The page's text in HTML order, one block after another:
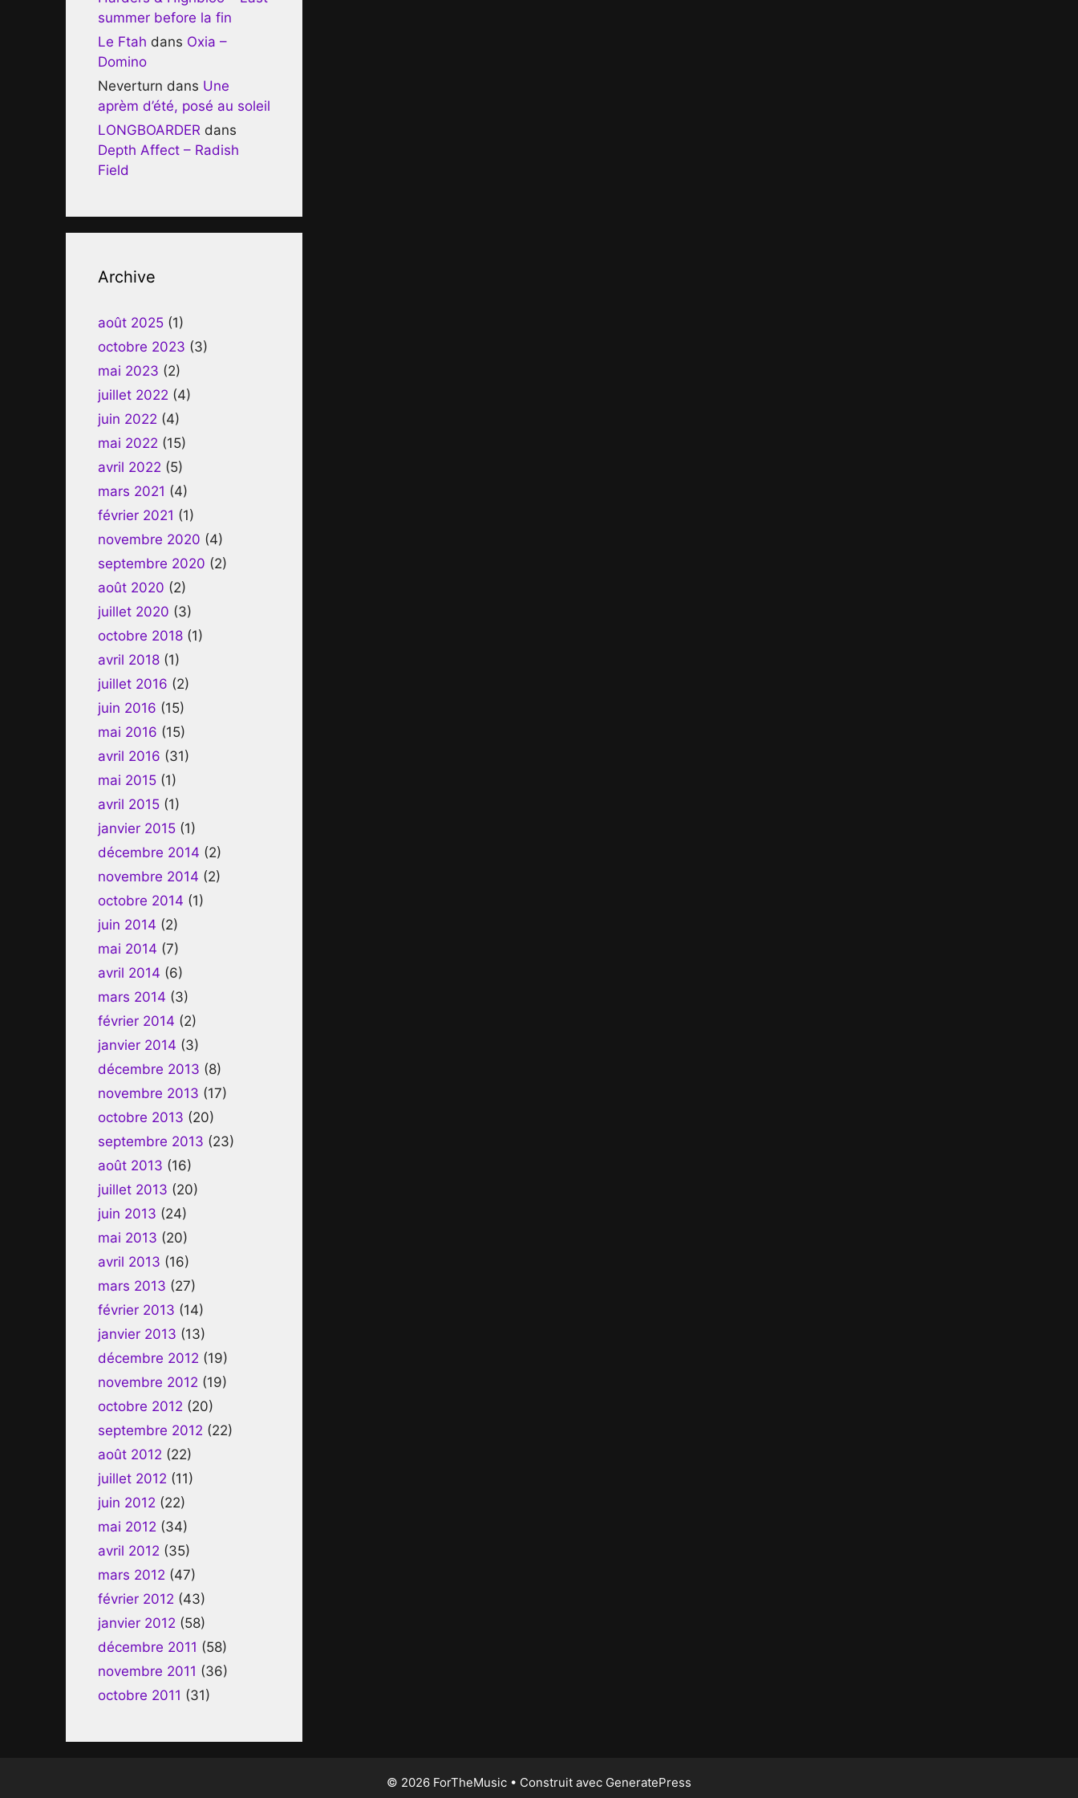
summer before la fin
Le Ftah dans Oxia –
Domino
Neverturn dans Une
aprèm d’été, posé au soleil
LONGBOARDER dans
Depth Affect – Radish
Field
Archive
août 2025 (1)
octobre 2023 (3)
mai 2023 (2)
juillet 2022 (4)
juin 2022 (4)
mai 2022 (15)
avril 2022 (5)
mars 2021 (4)
février 2021 (1)
novembre 2020 (4)
septembre 2020 (2)
août 2020 (2)
juillet 2020 (3)
octobre 2018 (1)
avril 2018 (1)
juillet 2016 (2)
juin 2016 (15)
mai 2016 (15)
avril 2016 (31)
mai 2015 (1)
avril 2015 (1)
janvier 2015 (1)
décembre 2014 (2)
novembre 2014 (2)
octobre 2014 (1)
juin 2014 (2)
mai 2014 (7)
avril 2014 (6)
mars 2014 (3)
février 2014 (2)
janvier 2014 (3)
décembre 2013 (8)
novembre 2013 (17)
octobre 2013 (20)
septembre 2013 (23)
août 2013 (16)
juillet 2013 (20)
juin 2013 (24)
mai 2013 (20)
avril 2013 (16)
mars 2013 (27)
février 2013 (14)
janvier 2013 (13)
décembre 2012 (19)
novembre 2012 (19)
octobre 2012 (20)
septembre 2012 (22)
août 2012 (22)
juillet 2012 (11)
juin 2012 (22)
mai 2012 (34)
avril 2012 (35)
mars 2012 (47)
février 2012 (43)
janvier 2012 (58)
décembre 2011 (58)
novembre 2011 (36)
octobre 2011 (31)
© 2026 ForTheMusic • Construit avec GeneratePress